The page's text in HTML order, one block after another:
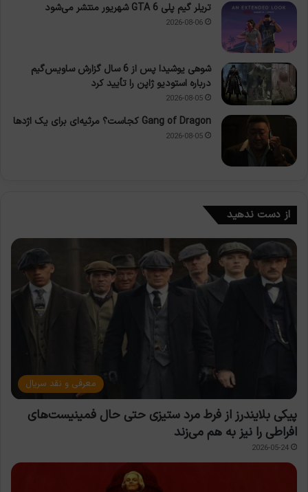
تریلر گیم پلی GTA 6 شهریور منتشر می‌شود
2026-08-06
شوهی یوشیدا پس از 6 سال گزارش ساویس‌گیم
درباره استودیو ژاپن را تأیید کرد
2026-08-05
Gang of Dragon کجاست؟ مرثیه‌ای برای یک اژدها
2026-08-05
از دست ندهید
معرفی و نقد سریال
پیکی بلایندرز از فرط مرد ستیزی حتی حال فمینیست‌های
افراطی را نیز به هم می‌زند
2026-05-24